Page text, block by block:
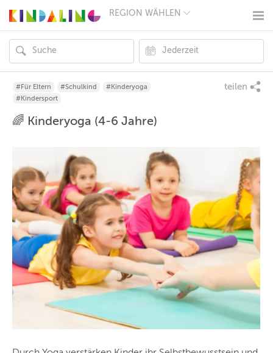
REGION WÄHLEN
MÜNCHEN
HAMBURG
FRANKFURT
KÖLN
DÜSSELDORF
HANNOVER
NÜRNBERG
ZÜRICH
ANDERE
REGIONEN
#Für Eltern #Schulkind
#Kinderyoga
#Kindersport
teilen
🌈 Kinderyoga (4-6 Jahre)